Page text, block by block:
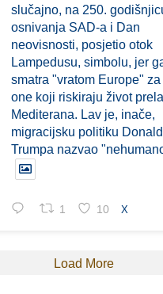
slučajno, na 250.
osnivanja SAD-a i Dan
neovisnosti, posjetio otok
Lampedusu, simbolu, jer
smatra "vratom Europe" za
one koji riskiraju život
Mediterana. Lav je, inače,
migracijsku politiku
Trumpa nazvao
1 10 X
Load More